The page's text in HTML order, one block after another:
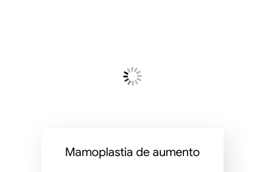
Mamoplastia de aumento